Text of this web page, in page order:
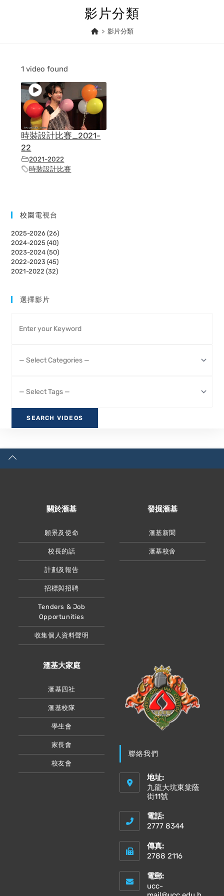
影片分類
> 影片分類
1 video found
時裝設計比賽_2021-
22
2021-2022
時裝設計比賽
校園電視台
2025-2026 (26)
2024-2025 (40)
2023-2024 (50)
2022-2023 (45)
2021-2022 (32)
選擇影片
關於滙基
願景及使命
校長的話
計劃及報告
招標與招聘
Tenders & Job
Opportunities
收集個人資料聲明
發掘滙基
滙基新聞
滙基校舍
滙基大家庭
滙基四社
滙基校隊
學生會
家長會
校友會
聯絡我們
地址:
九龍大坑東棠蔭
街11號
電話:
2777 8344
傳真:
2788 2116
電郵:
ucc-